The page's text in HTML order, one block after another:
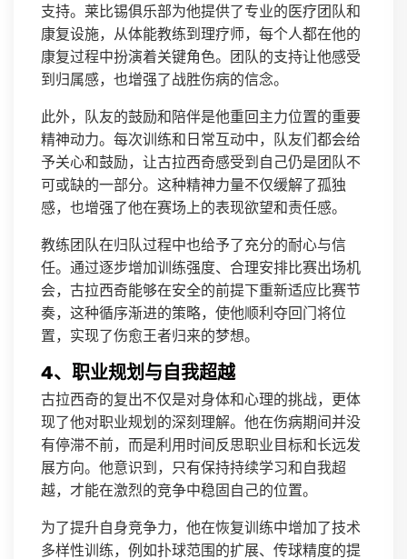
支持。莱比锡俱乐部为他提供了专业的医疗团队和
康复设施，从体能教练到理疗师，每个人都在他的
康复过程中扮演着关键角色。团队的支持让他感受
到归属感，也增强了战胜伤病的信念。
此外，队友的鼓励和陪伴是他重回主力位置的重要
精神动力。每次训练和日常互动中，队友们都会给
予关心和鼓励，让古拉西奇感受到自己仍是团队不
可或缺的一部分。这种精神力量不仅缓解了孤独
感，也增强了他在赛场上的表现欲望和责任感。
教练团队在归队过程中也给予了充分的耐心与信
任。通过逐步增加训练强度、合理安排比赛出场机
会，古拉西奇能够在安全的前提下重新适应比赛节
奏，这种循序渐进的策略，使他顺利夺回门将位
置，实现了伤愈王者归来的梦想。
4、职业规划与自我超越
古拉西奇的复出不仅是对身体和心理的挑战，更体
现了他对职业规划的深刻理解。他在伤病期间并没
有停滞不前，而是利用时间反思职业目标和长远发
展方向。他意识到，只有保持持续学习和自我超
越，才能在激烈的竞争中稳固自己的位置。
为了提升自身竞争力，他在恢复训练中增加了技术
多样性训练，例如扑球范围的扩展、传球精度的提